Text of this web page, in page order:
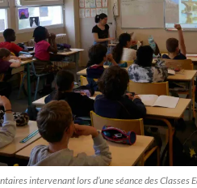
intervenant lors d’une séance des Classes